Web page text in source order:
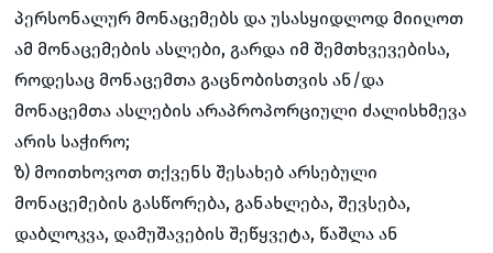
პერსონალურ მონაცემებს და უსასყიდლოდ მიიღოთ
ამ მონაცემების ასლები, გარდა იმ შემთხვევებისა,
როდესაც მონაცემთა გაცნობისთვის ან/და
მონაცემთა ასლების არაპროპორციული ძალისხმევა
არის საჭირო;
ზ) მოითხოვოთ თქვენს შესახებ არსებული
მონაცემების გასწორება, განახლება, შევსება,
დაბლოკვა, დამუშავების შეწყვეტა, წაშლა ან